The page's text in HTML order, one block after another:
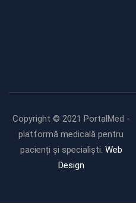
Copyright © 2021 PortalMed -
platformă medicală pentru
pacienți și specialiști. Web
Design